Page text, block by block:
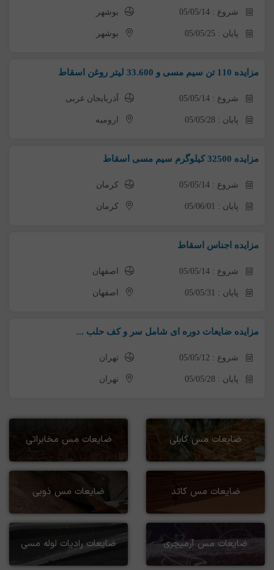
شروع : 05/05/14 بوشهر
پایان : 05/05/25 بوشهر
مزایده 110 تن سیم مسی و 33.600 لیتر روغن اسقاط
شروع : 05/05/14 آذربایجان غربی
پایان : 05/05/28 ارومیه
مزایده 32500 کیلوگرم سیم مسی اسقاط
شروع : 05/05/14 کرمان
پایان : 05/06/01 کرمان
مزایده اجناس اسقاط
شروع : 05/05/14 اصفهان
پایان : 05/05/31 اصفهان
مزایده ضایعات دوره ای شامل سر و کف حلب ...
شروع : 05/05/12 تهران
پایان : 05/05/28 تهران
ضایعات مس کابلی ضایعات مس مخابراتی
ضایعات مس کاتد ضایعات مس ذوبی
ضایعات مس آرمیچری ضایعات رادیات لوله مسی